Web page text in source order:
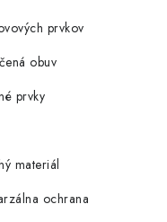
prvkov
obuv
prvky
materiál
ochrana